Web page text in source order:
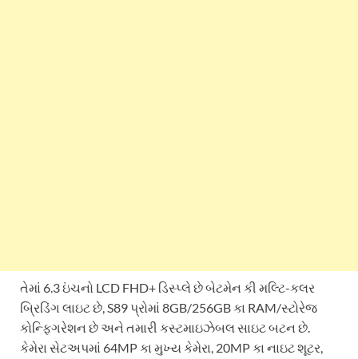
તેમાં 6.3 ઇંચનો LCD FHD+ ડિસ્પ્લે છે બેટમેન કી મલ્ટિ-કલર
બ્રિડિંગ લાઇટ છે, S89 પ્રોમાં 8GB/256GB કા RAM/સ્ટોરેજ
કોન્ફિગરેશન છે અને તમારી કસ્ટમાઇઝેબલ સાઇટ બટન છે.
કેમેરા સેટઅપમાં 64MP કા મુખ્ય કેમેરા, 20MP કા નાઇટ શૂટર,